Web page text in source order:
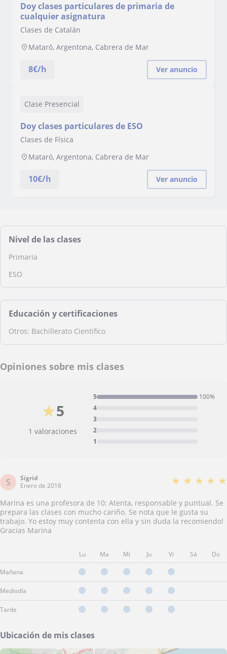
Doy clases particulares de primaria de
cualquier asignatura
Clases de Catalán
Mataró, Argentona, Cabrera de Mar
8€/h Ver anuncio
Clase Presencial
Doy clases particulares de ESO
Clases de Física
Mataró, Argentona, Cabrera de Mar
10€/h Ver anuncio
Nivel de las clases
Primaria
ESO
Educación y certificaciones
Otros: Bachillerato Cientifico
Opiniones sobre mis clases
5
★
1 valoraciones
1
2
3
4
5 100%
S
Sígrid
Enero de 2018
★ ★ ★ ★ ★
Marina es una profesora de 10: Atenta, responsable y puntual. Se
prepara las clases con mucho cariño. Se nota que le gusta su
trabajo. Yo estoy muy contenta con ella y sin duda la recomiendo!
Gracias Marina
Lu Ma Mi Ju Vi Sá Do
Mañana
Mediodía
Tarde
Ubicación de mis clases